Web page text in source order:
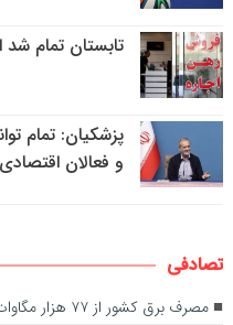
تابستان تمام
پزشکیان: تمام
و فعالان
تصادفی
مصرف برق کشور از ۷۷ هزار مگاوات عبور کرد